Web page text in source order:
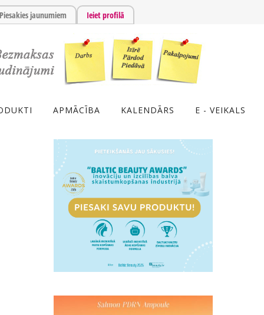
Piesakies jaunumiem Ieiet profilā
APMĀCĪBA KALENDĀRS E - VEIKALS